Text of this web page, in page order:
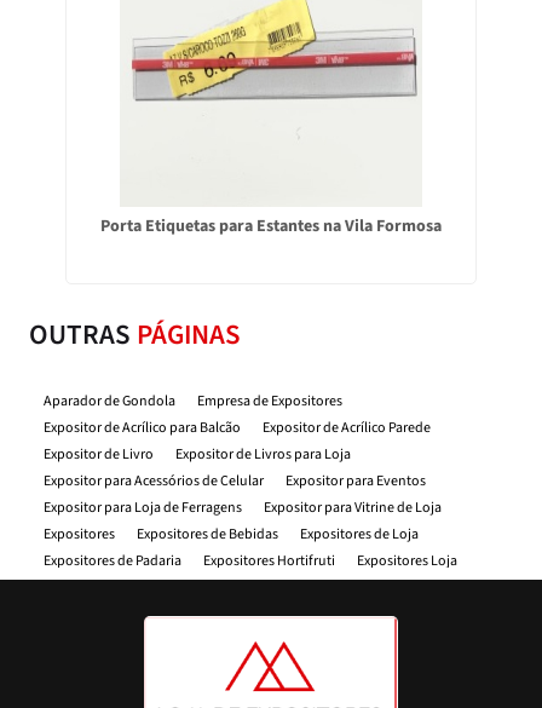
Porta Etiquetas para Estantes na Vila Formosa
OUTRAS PÁGINAS
Aparador de Gondola
Empresa de Expositores
Expositor de Acrílico para Balcão
Expositor de Acrílico Parede
Expositor de Livro
Expositor de Livros para Loja
Expositor para Acessórios de Celular
Expositor para Eventos
Expositor para Loja de Ferragens
Expositor para Vitrine de Loja
Expositores
Expositores de Bebidas
Expositores de Loja
Expositores de Padaria
Expositores Hortifruti
Expositores Loja
Expositores para Comercios
Expositores para Farmacia
Expositores para Feiras de Artesanato
Expositores para Feiras e Eventos
Expositores para Loja
Expositores para Loja de Roupas
Expositores para Mercado